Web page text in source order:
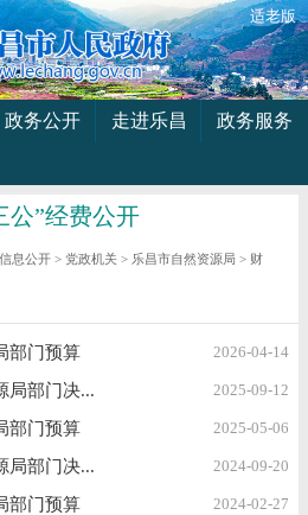
适老版
政务公开 走进乐昌
政务服务
公”经费公开
息公开 >党政机关 > 乐昌市自然资源局 > 财
2026-04-14
部门预算
2025-09-12
局部门决...
2025-05-06
部门预算
2024-09-20
局部门决...
2024-02-27
部门预算